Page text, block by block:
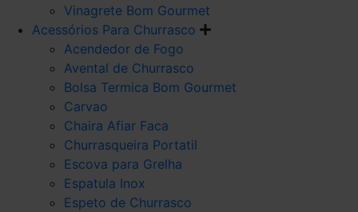
Vinagrete Bom Gourmet
Acessórios Para Churrasco
Acendedor de Fogo
Avental de Churrasco
Bolsa Termica Bom Gourmet
Carvao
Chaira Afiar Faca
Churrasqueira Portatil
Escova para Grelha
Espatula Inox
Espeto de Churrasco